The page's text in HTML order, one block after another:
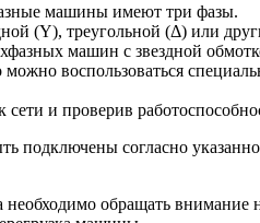
машины имеют три фазы.
(Y), треугольной (Δ) или
машин с звездной
воспользоваться
и проверив
согласно
обращать